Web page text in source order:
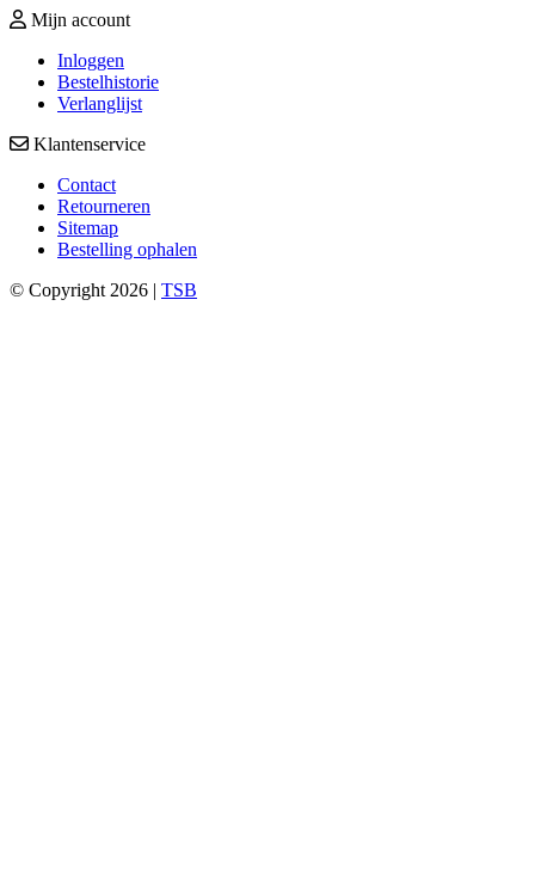
Mijn account
Inloggen
Bestelhistorie
Verlanglijst
Klantenservice
Contact
Retourneren
Sitemap
Bestelling ophalen
© Copyright 2026 | TSB